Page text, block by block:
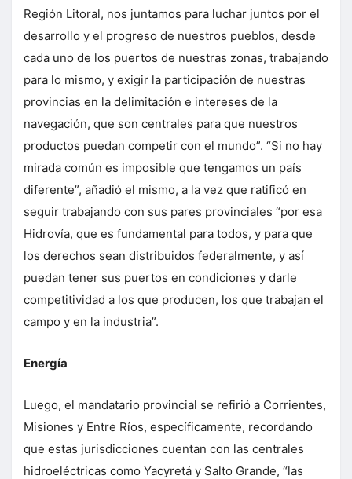
Región Litoral, nos juntamos para luchar juntos por el
desarrollo y el progreso de nuestros pueblos, desde
cada uno de los puertos de nuestras zonas, trabajando
para lo mismo, y exigir la participación de nuestras
provincias en la delimitación e intereses de la
navegación, que son centrales para que nuestros
productos puedan competir con el mundo”. “Si no hay
mirada común es imposible que tengamos un país
diferente”, añadió el mismo, a la vez que ratificó en
seguir trabajando con sus pares provinciales “por esa
Hidrovía, que es fundamental para todos, y para que
los derechos sean distribuidos federalmente, y así
puedan tener sus puertos en condiciones y darle
competitividad a los que producen, los que trabajan el
campo y en la industria”.
Energía
Luego, el mandatario provincial se refirió a Corrientes,
Misiones y Entre Ríos, específicamente, recordando
que estas jurisdicciones cuentan con las centrales
hidroeléctricas como Yacyretá y Salto Grande, “las